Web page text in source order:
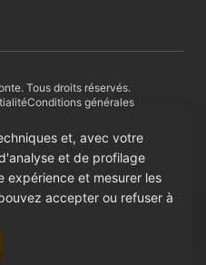
Tous droits réservés.
Conditions générales
SICURI
AMAZON PAY
et, avec votre
et de profilage
expérience et mesurer les
accepter ou refuser à